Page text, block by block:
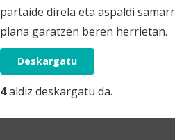
partaide direla eta aspaldi
plana garatzen beren herrietan.
Deskargatu
4aldiz deskargatu da.